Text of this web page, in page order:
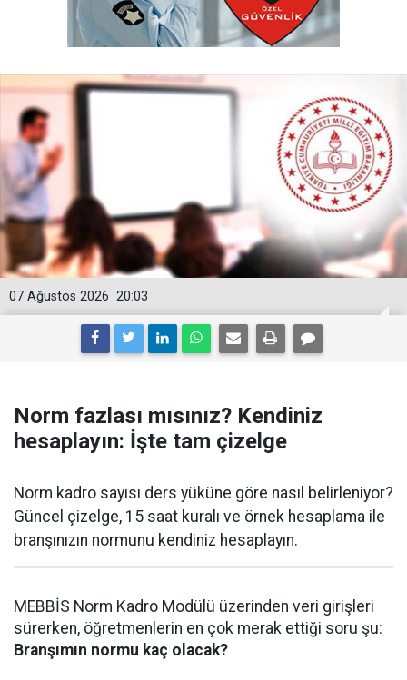
20:03
07 Ağustos 2026
Norm fazlası mısınız? Kendiniz
hesaplayın: İşte tam çizelge
Norm kadro sayısı ders yüküne göre nasıl belirleniyor?
Güncel çizelge, 15 saat kuralı ve örnek hesaplama ile
branşınızın normunu kendiniz hesaplayın.
MEBBİS Norm Kadro Modülü üzerinden veri girişleri
sürerken, öğretmenlerin en çok merak ettiği soru şu:
Branşımın normu kaç olacak?